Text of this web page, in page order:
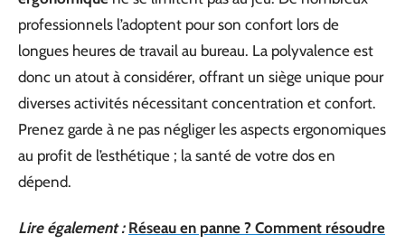
professionnels l’adoptent pour son confort lors de
longues heures de travail au bureau. La polyvalence est
donc un atout à considérer, offrant un siège unique pour
diverses activités nécessitant concentration et confort.
Prenez garde à ne pas négliger les aspects ergonomiques
au profit de l’esthétique ; la santé de votre dos en
dépend.
Lire également : Réseau en panne ? Comment résoudre